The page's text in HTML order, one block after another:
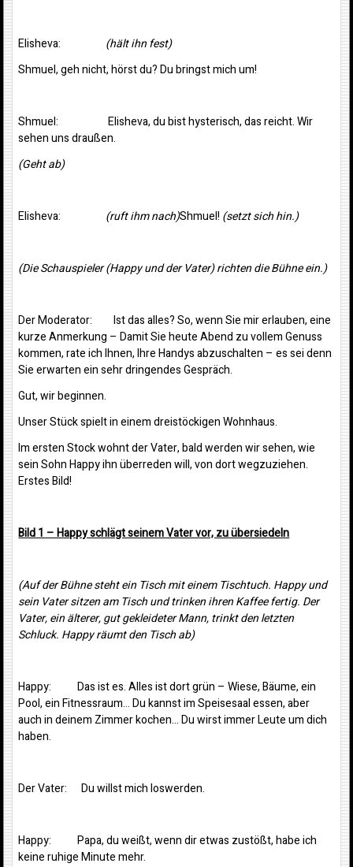
Elisheva: (hält ihn fest)
Shmuel, geh nicht, hörst du? Du bringst mich um!
Shmuel: Elisheva, du bist hysterisch, das reicht. Wir
sehen uns draußen.
(Geht ab)
Elisheva: (ruft ihm nach)Shmuel! (setzt sich hin.)
(Die Schauspieler (Happy und der Vater) richten die Bühne ein.)
Der Moderator: Ist das alles? So, wenn Sie mir erlauben, eine
kurze Anmerkung – Damit Sie heute Abend zu vollem Genuss
kommen, rate ich Ihnen, Ihre Handys abzuschalten – es sei denn
Sie erwarten ein sehr dringendes Gespräch.
Gut, wir beginnen.
Unser Stück spielt in einem dreistöckigen Wohnhaus.
Im ersten Stock wohnt der Vater, bald werden wir sehen, wie
sein Sohn Happy ihn überreden will, von dort wegzuziehen.
Erstes Bild!
Bild 1 – Happy schlägt seinem Vater vor, zu übersiedeln
(Auf der Bühne steht ein Tisch mit einem Tischtuch. Happy und
sein Vater sitzen am Tisch und trinken ihren Kaffee fertig. Der
Vater, ein älterer, gut gekleideter Mann, trinkt den letzten
Schluck. Happy räumt den Tisch ab)
Happy: Das ist es. Alles ist dort grün – Wiese, Bäume, ein
Pool, ein Fitnessraum… Du kannst im Speisesaal essen, aber
auch in deinem Zimmer kochen… Du wirst immer Leute um dich
haben.
Der Vater: Du willst mich loswerden.
Happy: Papa, du weißt, wenn dir etwas zustößt, habe ich
keine ruhige Minute mehr.